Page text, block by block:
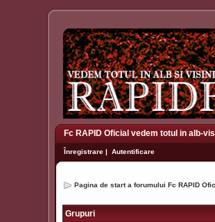
Fc RAPID Oficial vedem totul in alb-
Înregistrare | Autentificare
Pagina de start a forumului Fc RAPID
Grupuri